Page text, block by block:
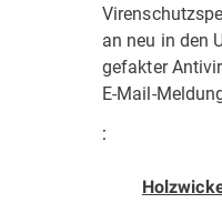
an neu in den
gefakter
E-Mail-
: